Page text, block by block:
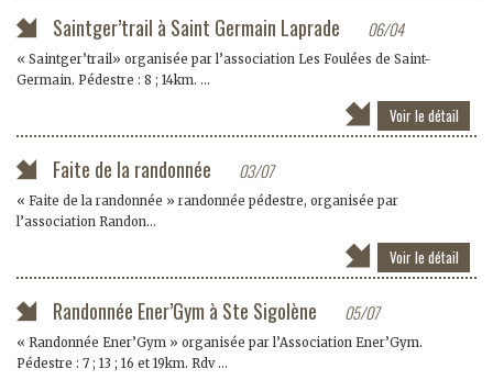
Saintger’trail à Saint Germain Laprade 06/04
« Saintger’trail» organisée par l’association Les Foulées de Saint-
Germain. Pédestre : 8 ; 14km. ...
Voir le détail
Faite de la randonnée 03/07
« Faite de la randonnée » randonnée pédestre, organisée par
l’association Randon...
Voir le détail
Randonnée Ener’Gym à Ste Sigolène 05/07
« Randonnée Ener’Gym » organisée par l’Association Ener’Gym.
Pédestre : 7 ; 13 ; 16 et 19km. Rdv ...